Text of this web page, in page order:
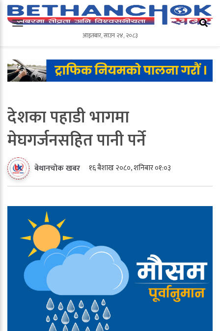
आइतबार,साउन२४,२०८३
आइतबार,साउन २४, २०८३
देशका पहाडी भागमा
मेघगर्जनसहित पानी पर्ने
बेथानचोक खबर १६ बैशाख २०८०, शनिबार ०१:०३